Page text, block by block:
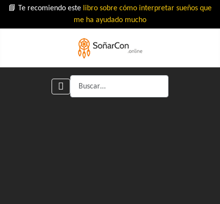
📘 Te recomiendo este libro sobre cómo interpretar sueños que
me ha ayudado mucho
Buscar